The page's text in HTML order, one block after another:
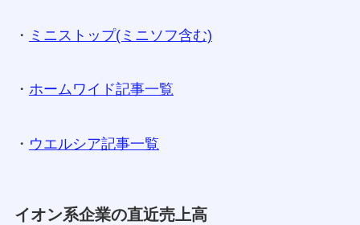
・ ミニストップ(ミニソフ含む)
・ ホームワイド記事一覧
・ ウエルシア記事一覧
イオン系企業の直近売上高